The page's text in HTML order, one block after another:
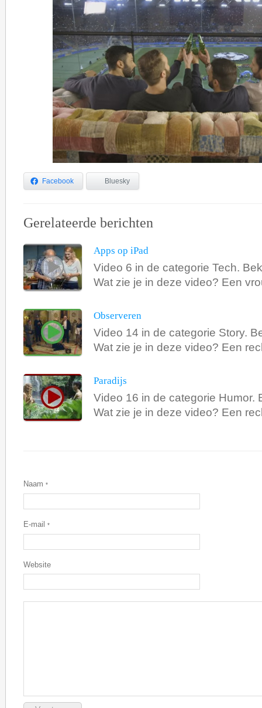
Facebook Bluesky
Gerelateerde berichten
Apps op iPad
Video 6 in de categorie Tech.
Wat zie je in deze video? Een
Observeren
Video 14 in de categorie Story.
Wat zie je in deze video? Een
Paradijs
Video 16 in de categorie Humor.
Wat zie je in deze video? Een
Naam *
E-mail *
Website